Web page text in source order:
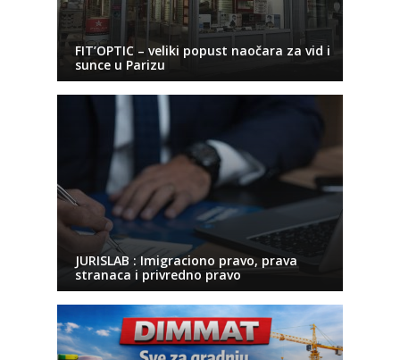
FIT’OPTIC – veliki popust naočara za vid i
sunce u Parizu
JURISLAB : Imigraciono pravo, prava
stranaca i privredno pravo